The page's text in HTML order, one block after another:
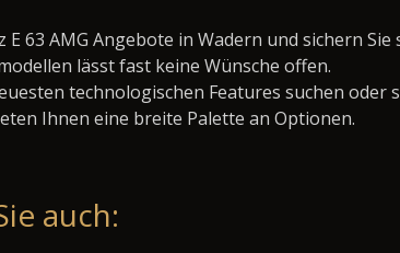
E 63 AMG Angebote in Wadern und sichern
lässt fast keine Wünsche offen.
technologischen Features suchen
Ihnen eine breite Palette an Optionen.
auch: